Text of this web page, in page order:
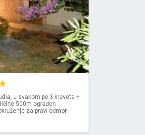
u svakom po 3 kreveta +
500m ograđen
za pravi odmor.